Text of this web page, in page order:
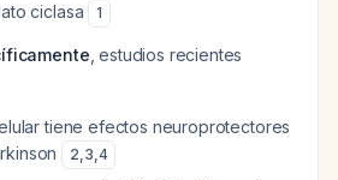
ciclasa
1
, estudios recientes
tiene efectos neuroprotectores
2,3,4